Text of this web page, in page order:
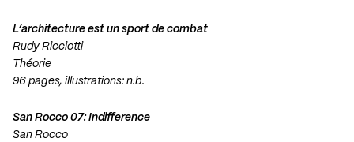
L’architecture est un sport de combat
Rudy Ricciotti
Théorie
96 pages, illustrations: n.b.
San Rocco 07: Indifference
San Rocco